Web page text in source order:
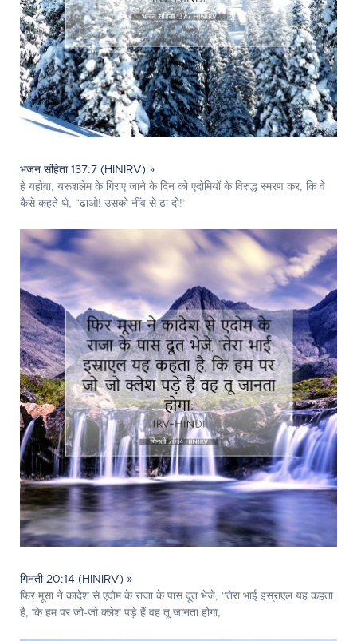
भजन संहिता 137:7 (HINIRV) »
हे यहोवा, यरूशलेम के गिराए जाने के दिन को एदोमियों के विरुद्ध स्मरण कर, कि वे
कैसे कहते थे, “ढाओ! उसको नींव से ढा दो!”
गिनती 20:14 (HINIRV) »
फिर मूसा ने कादेश से एदोम के राजा के पास दूत भेजे, “तेरा भाई इस्राएल यह कहता
है, कि हम पर जो-जो क्लेश पड़े हैं वह तू जानता होगा;